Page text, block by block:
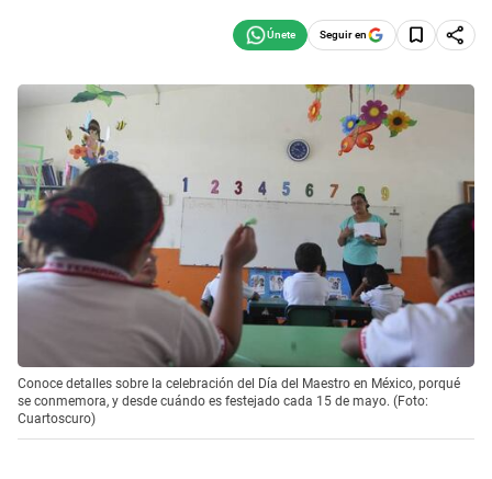
Seguir en
Conoce detalles sobre la celebración del Día del Maestro en México, porqué
se conmemora, y desde cuándo es festejado cada 15 de mayo. (Foto:
Cuartoscuro)